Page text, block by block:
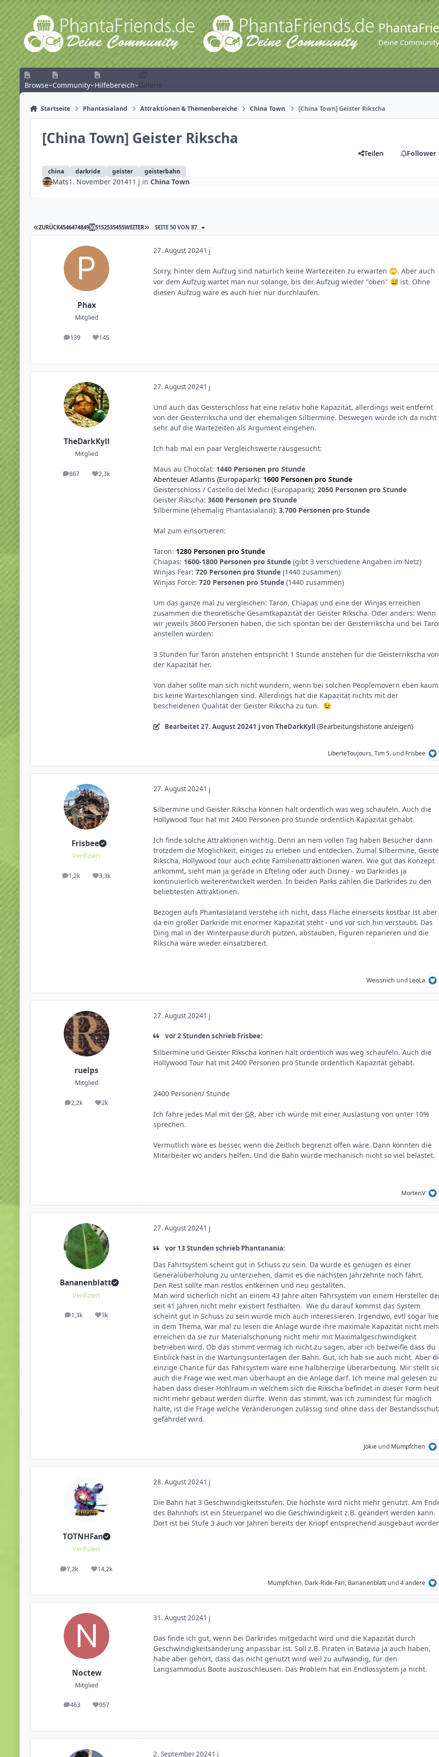
Zum Inhalt springen
Deine
Browse Community Hilfebereich Galerie
Startseite Phantasialand Attraktionen & Themenbereiche China Town [China Town] Geister Rikscha
[China Town] Geister Rikscha
china darkride geister geisterbahn
Teilen Follower
Mats1. November 201411 j in China Town
ZURÜCK4546474849505152535455WEITER SEITE 50 VON 87
Phax
Mitglied
139
Beiträge 145
Reputation
27. August 20241 j
Sorry, hinter dem Aufzug sind natürlich keine Wartezeiten zu erwarten 🙄. Aber auch
vor dem Aufzug wartet man nur solange, bis der Aufzug wieder "oben" 😅 ist. Ohne
diesen Aufzug wäre es auch hier nur durchlaufen.
TheDarkKyll
Mitglied
867
Beiträge 2,3k
Reputation
27. August 20241 j
Und auch das Geisterschloss hat eine relativ hohe Kapazität, allerdings weit entfernt
von der Geisterrikscha und der ehemaligen Silbermine. Deswegen würde ich da nicht
sehr auf die Wartezeiten als Argument eingehen.
Ich hab mal ein paar Vergleichswerte rausgesucht:
Maus au Chocolat: 1440 Personen pro Stunde
Abenteuer Atlantis (Europapark): 1600 Personen pro Stunde
Geisterschloss / Castello del Medici (Europapark): 2050 Personen pro Stunde
Geister Rikscha: 3600 Personen pro Stunde
Silbermine (ehemalig Phantasialand): 3.700 Personen pro Stunde
Mal zum einsortieren:
Taron: 1280 Personen pro Stunde
Chiapas: 1600-1800 Personen pro Stunde (gibt 3 verschiedene Angaben im Netz)
Winjas Fear: 720 Personen pro Stunde (1440 zusammen)
Winjas Force: 720 Personen pro Stunde (1440 zusammen)
Um das ganze mal zu vergleichen: Taron, Chiapas und eine der Winjas erreichen
zusammen die theoretische Gesamtkapazität der Geister Rikscha. Oder anders: Wenn
wir jeweils 3600 Personen haben, die sich spontan bei der Geisterrikscha und bei
anstellen würden:
3 Stunden für Taron anstehen entspricht 1 Stunde anstehen für die Geisterrikscha von
der Kapazität her.
Von daher sollte man sich nicht wundern, wenn bei solchen Peoplemovern eben kaum
bis keine Warteschlangen sind. Allerdings hat die Kapazität nichts mit der
bescheidenen Qualität der Geister Rikscha zu tun.
😉
Bearbeitet27. August 20241 j von TheDarkKyll (Bearbeitungshistorie anzeigen)
LiberteToujours,Tim S.und Frisbee
Frisbee
Verifiziert
1,2k
Beiträge 3,3k
Reputation
27. August 20241 j
Silbermine und Geister Rikscha können halt ordentlich was weg schaufeln. Auch die
Hollywood Tour hat mit 2400 Personen pro Stunde ordentlich Kapazität gehabt.
Ich finde solche Attraktionen wichtig. Denn an nem vollen Tag haben Besucher dann
trotzdem die Möglichkeit, einiges zu erleben und entdecken. Zumal Silbermine,
Rikscha, Hollywood tour auch echte Familienattraktionen waren. Wie gut das Konzept
ankommt, sieht man ja gerade in Efteling oder auch Disney - wo Darkrides ja
kontinuierlich weiterentwickelt werden. In beiden Parks zählen die Darkrides zu den
beliebtesten Attraktionen.
Bezogen aufs Phantasialand verstehe ich nicht, dass Fläche einerseits kostbar ist aber
da ein großer Darkride mit enormer Kapazität steht - und vor sich hin verstaubt. Das
Ding mal in der Winterpause durch putzen, abstauben, Figuren reparieren und die
Rikscha wäre wieder einsatzbereit.
Weissnich und LeoLa
ruelps
Mitglied
2,2k
Beiträge 2k
Reputation
27. August 20241 j
vor 2 Stunden schrieb Frisbee:
Silbermine und Geister Rikscha können halt ordentlich was weg schaufeln. Auch die
Hollywood Tour hat mit 2400 Personen pro Stunde ordentlich Kapazität gehabt.
2400 Personen/ Stunde
Ich fahre jedes Mal mit der GR. Aber ich würde mit einer Auslastung von unter 10%
sprechen.
Vermutlich wäre es besser, wenn die Zeitlich begrenzt offen wäre. Dann könnten die
Mitarbeiter wo anders helfen. Und die Bahn würde mechanisch nicht so viel belastet.
MortenV
Bananenblatt
Verifiziert
1,3k
Beiträge 3k
Reputation
27. August 20241 j
vor 13 Stunden schrieb Phantanania:
Das Fahrtsystem scheint gut in Schuss zu sein. Da würde es genügen es einer
Generalüberholung zu unterziehen, damit es die nächsten Jahrzehnte noch fährt.
Den Rest sollte man restlos entkernen und neu gestallten.
Man wird sicherlich nicht an einem 43 Jahre alten Fahrsystem von einem Hersteller
seit 41 Jahren nicht mehr existiert festhalten. Wie du darauf kommst das System
scheint gut in Schuss zu sein würde mich auch interessieren. Irgendwo, evtl sogar
in dem Thema, war mal zu lesen die Anlage würde ihre maximale Kapazität nicht
erreichen da sie zur Materialschonung nicht mehr mit Maximalgeschwindigkeit
betrieben wird. Ob das stimmt vermag ich nicht zu sagen, aber ich bezweifle dass du
Einblick hast in die Wartungsunterlagen der Bahn. Gut, ich hab sie auch nicht. Aber
einzige Chance für das Fahrsystem wäre eine halbherzige Überarbeitung. Mir stellt
auch die Frage wie weit man überhaupt an die Anlage darf. Ich meine mal gelesen zu
haben dass dieser Hohlraum in welchem sich die Rikscha befindet in dieser Form
nicht mehr gebaut werden dürfte. Wenn das stimmt, was ich zumindest für möglich
halte, ist die Frage welche Veränderungen zulässig sind ohne dass der
gefährdet wird.
Jokieund Mümpfchen
TOTNHFan
Verifiziert
7,2k
Beiträge 14,2k
Reputation
28. August 20241 j
Die Bahn hat 3 Geschwindigkeitsstufen. Die höchste wird nicht mehr genutzt. Am
des Bahnhofs ist ein Steuerpanel wo die Geschwindigkeit z.B. geändert werden kann.
Dort ist bei Stufe 3 auch vor Jahren bereits der Knopf entsprechend ausgebaut
Mümpfchen, Dark-Ride-Fan, Bananenblattund4 andere
Noctew
Mitglied
463
Beiträge 957
Reputation
31. August 20241 j
Das finde ich gut, wenn bei Darkrides mitgedacht wird und die Kapazität durch
Geschwindigkeitsänderung anpassbar ist. Soll z.B. Piraten in Batavia ja auch haben,
habe aber gehört, dass das nicht genutzt wird weil zu aufwändig, für den
Langsammodus Boote auszuschleusen. Das Problem hat ein Endlossystem ja nicht.
2. September 20241 j